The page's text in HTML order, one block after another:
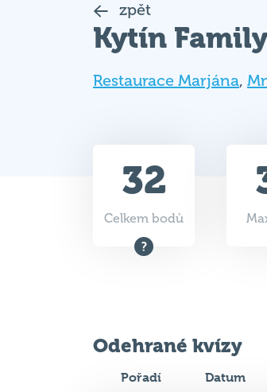
zpět
Kytín Family
Restaurace Marjána,
32
Celkem bodů
Odehrané kvízy
Pořadí Datum